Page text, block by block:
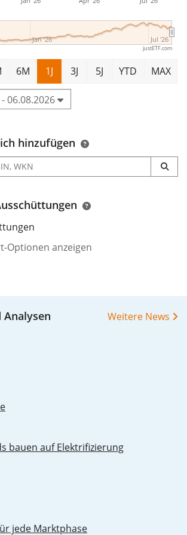
Jan '26 Jul '26
justETF.com
6M 1J 3J 5J YTD MAX
06.08.2026
hinzufügen
Optionen anzeigen
Analysen Weitere News
bau­en auf Elek­tri­fi­zie­rung
jede Marktphase